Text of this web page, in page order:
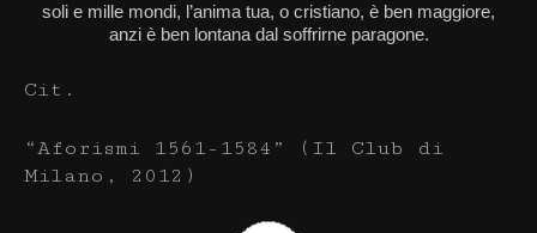
soli e mille mondi, l’anima tua, o cristiano, è ben maggiore,
anzi è ben lontana dal soffrirne paragone.
Cit.
“Aforismi 1561-1584” (Il Club di
Milano, 2012)